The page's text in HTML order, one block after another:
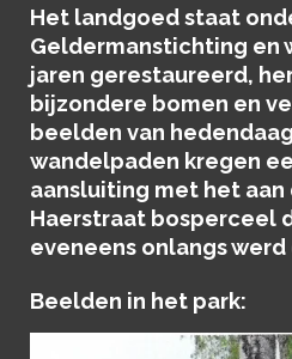
Het landgoed staat
Geldermanstichting en
jaren gerestaureerd,
bijzondere bomen en
beelden van
wandelpaden kregen
aansluiting met het aan
Haerstraat bosperceel
eveneens onlangs
Beelden in het park: